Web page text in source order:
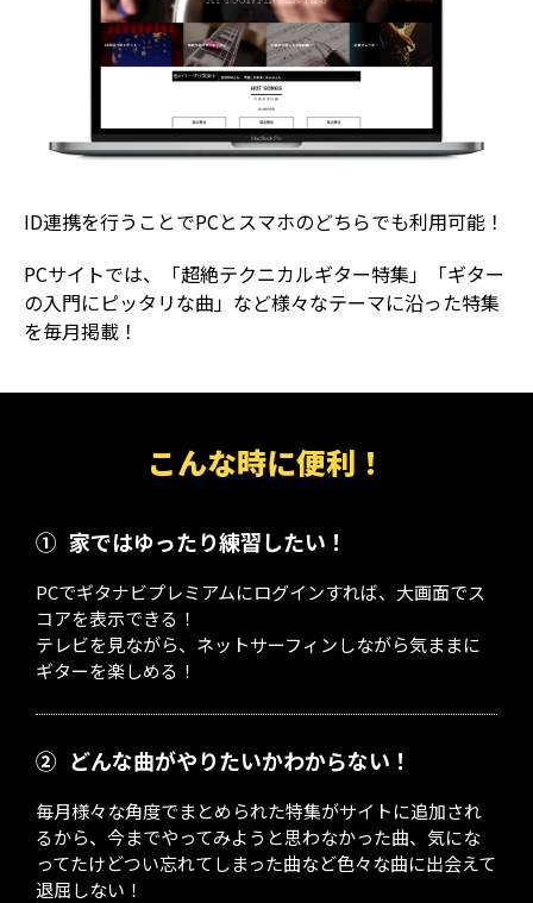
ID連携を行うことでPCとスマホのどちらでも利用可能！
PCサイトでは、「超絶テクニカルギター特集」「ギター
の入門にピッタリな曲」など様々なテーマに沿った特集
を毎月掲載！
こんな時に便利！
① 家ではゆったり練習したい！
PCでギタナビプレミアムにログインすれば、大画面でス
コアを表示できる！
テレビを見ながら、ネットサーフィンしながら気ままに
ギターを楽しめる！
② どんな曲がやりたいかわからない！
毎月様々な角度でまとめられた特集がサイトに追加され
るから、今までやってみようと思わなかった曲、気にな
ってたけどつい忘れてしまった曲など色々な曲に出会えて
退屈しない！